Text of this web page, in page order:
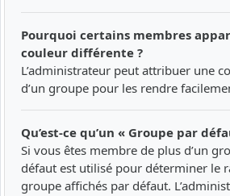
Pourquoi certains membres
couleur différente ?
L’administrateur peut attribuer une
d’un groupe pour les rendre
Qu’est-ce qu’un « Groupe par
Si vous êtes membre de plus d’un
défaut est utilisé pour déterminer le
groupe affichés par défaut.